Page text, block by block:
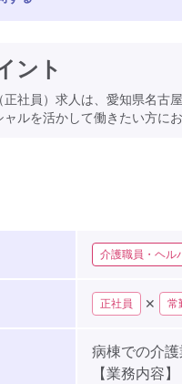
ント
社員）求人は、愛知県名
ルを活かして働きたい方にお
介護職員・ヘル
正社員 ✕ 常
病棟での介
【業務内容】